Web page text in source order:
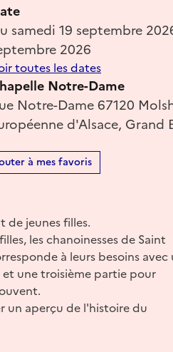
samedi 19 septembre
2026
toutes les dates
Notre-Dame
Notre-Dame 67120
d'Alsace, Grand
à mes favoris
de jeunes filles.
les chanoinesses de Saint
à leurs besoins avec
une troisième partie pour
un aperçu de l'histoire du